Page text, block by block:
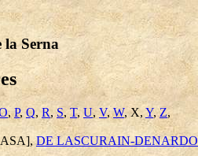
la Serna
,P, Q, R, S,T, U,V,W, X, Y,Z,
DE LASCURAIN-DENARDO